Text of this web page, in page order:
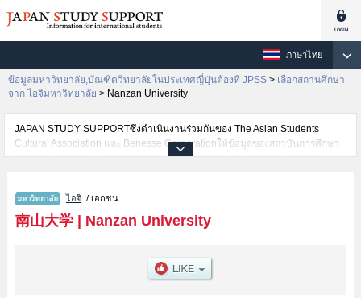
ภาษาไทย
ข้อมูลมหาวิทยาลัย,บัณฑิตวิทยาลัยในประเทศญี่ปุ่นต้องที่ JPSS > เลือกสถานศึกษา
จาก ไอจิมหาวิทยาลัย > Nanzan University
JAPAN STUDY SUPPORTซึ่งดำเนินงานร่วมกันของ The Asian Students
Cultural Association และ Benesse Corporationให้ข้อมูลของสถาบันการศึกษา
ระดับมหาวิทยาลัย・บัณฑิตวิทยาลัย・วิทยาลัยระดับอนุปริญญา・วิทยาลัย
ชาติเช่นข้อมูลของแต่ละคณะ,ข้อมูลการสอบคัดเลือกเข้าศึกษาเช่นจำนวนคนที่รับ
สมัครหรือจำนวนคนที่ผ่านการสอบคัดเลือกเป็นต้น,แนะนำสถานที่,การเดินทาง
เป็นต้นไว้ด้วยดังนั้นขอเชิญใช้บริการค้นหาข้อมูลตามอัธยาศัย
ไอจิ / เอกชน
南山大学| Nanzan University